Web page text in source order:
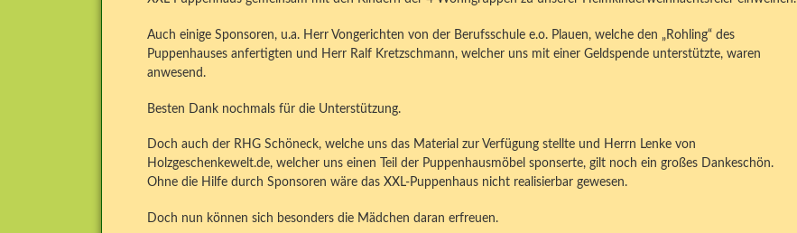
Auch einige Sponsoren, u.a. Herr Vongerichten von der Berufsschule e.o. Plauen, welche den „Rohling“ des
Puppenhauses anfertigten und Herr Ralf Kretzschmann, welcher uns mit einer Geldspende unterstützte, waren
anwesend.
Besten Dank nochmals für die Unterstützung.
Doch auch der RHG Schöneck, welche uns das Material zur Verfügung stellte und Herrn Lenke von
Holzgeschenkewelt.de, welcher uns einen Teil der Puppenhausmöbel sponserte, gilt noch ein großes Dankeschön.
Ohne die Hilfe durch Sponsoren wäre das XXL-Puppenhaus nicht realisierbar gewesen.
Doch nun können sich besonders die Mädchen daran erfreuen.